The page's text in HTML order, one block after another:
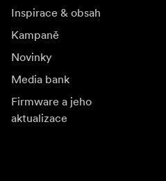
Inspirace & obsah
Kampaně
Novinky
Media bank
Firmware a jeho
aktualizace